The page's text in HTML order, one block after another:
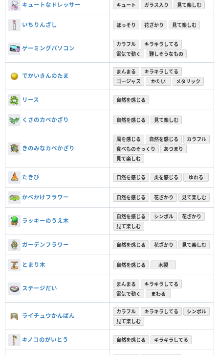
キュートなドレッサー キュート ガラス入り 見て楽しむ
いちりんざし ほっそり 花ざかり 見て楽しむ
ゲーミングパソコン
カラフル
キラキラしてる
電気で動く
難しそうなもの
でかいきんのたま
まんまる
キラキラしてる
ゴージャス
かたい メタリック
リース 自然を感じる
くさのカベかざり 自然を感じる 見て楽しむ
きのみなカベかざり
風を感じる 自然を感じる
カラフル
食べものそっくり
あつまり
見て楽しむ
たきび 自然を感じる 炎を感じる ゆれる
かべかけフラワー 自然を感じる 花ざかり 見て楽しむ
ラッキーのうえ木
自然を感じる シンボル
花ざかり
見て楽しむ
ガーデンフラワー 自然を感じる 花ざかり 見て楽しむ
とまり木 自然を感じる 木製
ステージだい
まんまる
キラキラしてる
電気で動く
まわる
ライチュウかんばん
カラフル キラキラしてる
シンボル
見て楽しむ
キノコのがいとう 自然を感じる キラキラしてる